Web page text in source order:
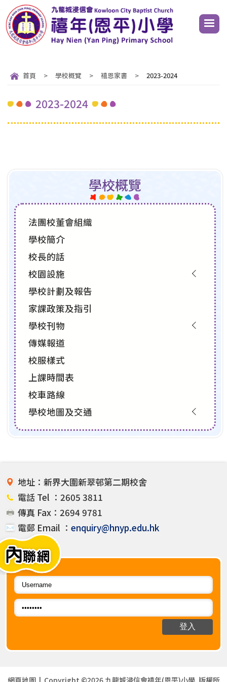
首頁 > 學校概覽 > 禧恩家書 > 2023-2024
2023-2024
學校概覽
法團校董會組織
學校簡介
校長的話
校園設施
學校計劃及報告
家課政策及指引
學校刊物
傳媒報道
校服樣式
上課時間表
校車路線
學校地圖及交通
地址：新界大圍新翠邨第二期校舍
電話 Tel ：2605 3811
傳真 Fax：2694 9781
電郵 Email ： enquiry@hnyp.edu.hk
網頁地圖| Copyright ©2026 九龍城浸信會禧年(恩平)小學. 版權所